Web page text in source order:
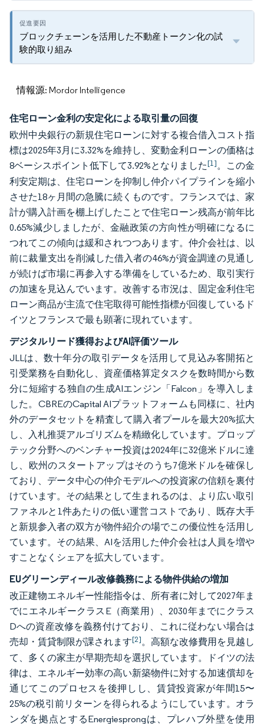
ブロックチェーンを活用した不動産トークン化の試
験的取り組み
情報源: Mordor Intelligence
住宅ローン金利の安定化による取引量の回復
欧州中央銀行の新規住宅ローンに対する複合借入コスト指
標は2025年3月に3.32%を維持し、変動金利ローンの価格は
8ベーシスポイント低下して3.92%となりました[1]。この金
利安定期は、住宅ローンを抑制し仲介パイプラインを縮小
させた18ヶ月間の急騰に続くものです。フランスでは、家
計が購入計画を棚上げしたことで住宅ローン残高が前年比
0.65%減少しましたが、金融政策の方向性が明確になるに
つれてこの傾向は緩和されつつあります。仲介会社は、以
前に裁量支出を削減した借入者の46%が資金調達の見通し
が続けば市場に再参入する準備をしているため、取引実行
の加速を見込んでいます。改善する市況は、固定金利住宅
ローン商品が主流で住宅取得可能性指標が回復しているド
イツとフランスで最も顕著に現れています。
デジタルリード獲得およびAI評価ツール
JLLは、数十年分の取引データを活用して見込み客開拓と
引受業務を自動化し、資産価格算定タスクを数時間から数
分に短縮する独自の生成AIエンジン「Falcon」を導入しま
した。CBREのCapital AIプラットフォームも同様に、社内
外のデータセットを精査して購入者プールを最大20%拡大
し、入札推奨アルゴリズムを精緻化しています。プロップ
テック分野へのベンチャー投資は2024年に32億米ドルに達
し、欧州のスタートアップはそのうち7億米ドルを確保し
ており、データ中心の仲介モデルへの投資家の信頼を裏付
けています。その結果として生まれるのは、より広い取引
ファネルと1件あたりの低い運営コストであり、既存大手
と新規参入者の双方が物件紹介の場でこの優位性を活用し
ています。その結果、AIを活用した仲介会社は人員を増や
すことなくシェアを拡大しています。
EUグリーンディール改修義務による物件供給の増加
改正建物エネルギー性能指令は、所有者に対して2027年ま
でにエネルギークラスE（商業用）、2030年までにクラス
Dへの資産改修を義務付けており、これに従わない場合は
売却・賃貸制限が課されます[2]。高額な改修費用を見越し
て、多くの家主が早期売却を選択しています。ドイツの法
律は、エネルギー効率の高い新築物件に対する加速償却を
通じてこのプロセスを後押しし、賃貸投資家が年間15〜
25%の税引前リターンを得られるようにしています。オラ
ンダを拠点とするEnergiesprongは、プレハブ外壁を使用